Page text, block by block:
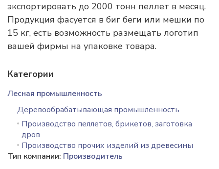
экспортировать до 2000 тонн пеллет в месяц.
Продукция фасуется в биг беги или мешки по
15 кг, есть возможность размещать логотип
вашей фирмы на упаковке товара.
Категории
Лесная промышленность
Деревообрабатывающая промышленность
Производство пеллетов, брикетов, заготовка
дров
Производство прочих изделий из древесины
Тип компании: Производитель